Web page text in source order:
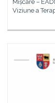
Mișcare –
Viziune a